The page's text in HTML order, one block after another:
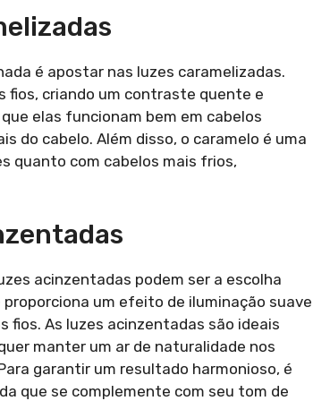
é apostar nas luzes caramelizadas.
fios, criando um contraste quente e
elas funcionam bem em cabelos
do cabelo. Além disso, o caramelo é uma
quanto com cabelos mais frios,
acinzentadas podem ser a escolha
um efeito de iluminação suave
fios. As luzes acinzentadas são ideais
manter um ar de naturalidade nos
garantir um resultado harmonioso, é
que se complemente com seu tom de